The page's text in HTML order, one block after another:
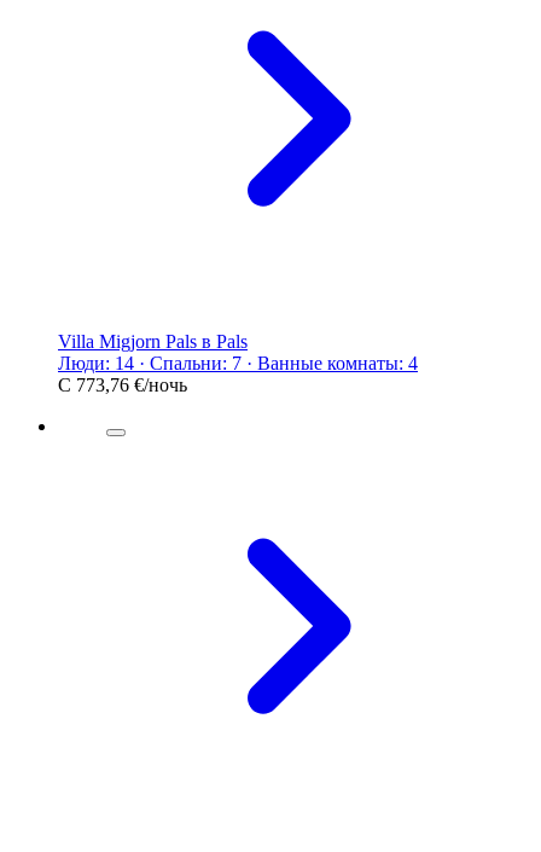
Villa Migjorn Pals в Pals
Люди: 14 · Спальни: 7 · Ванные комнаты: 4
С 773,76 €/ночь